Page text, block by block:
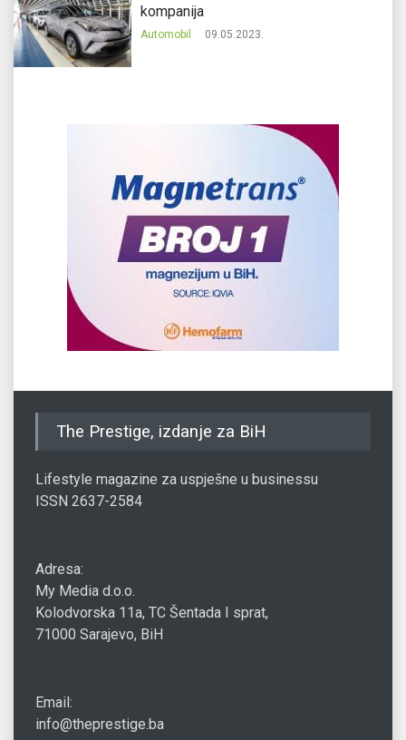
kompanija
Automobil 09.05.2023.
The Prestige, izdanje za BiH
Lifestyle magazine za uspješne u businessu
ISSN 2637-2584
Adresa:
My Media d.o.o.
Kolodvorska 11a, TC Šentada I sprat,
71000 Sarajevo, BiH
Email:
info@theprestige.ba